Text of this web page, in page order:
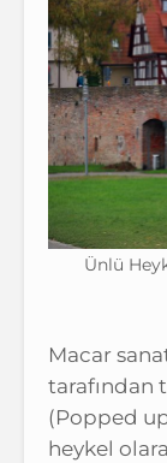
Ünlü
Macar
tarafından
(Popped
heykel